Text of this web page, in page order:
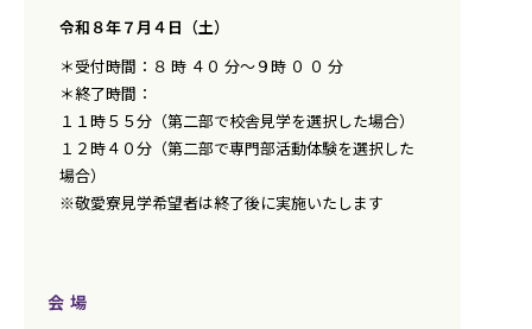
令和８年７月４日（土）
＊受付時間：８ 時 ４０ 分～９時 ０ ０ 分
＊終了時間：
１１時５５分（第二部で校舎見学を選択した場合）
１２時４０分（第二部で専門部活動体験を選択した
場合）
※敬愛寮見学希望者は終了後に実施いたします
会場